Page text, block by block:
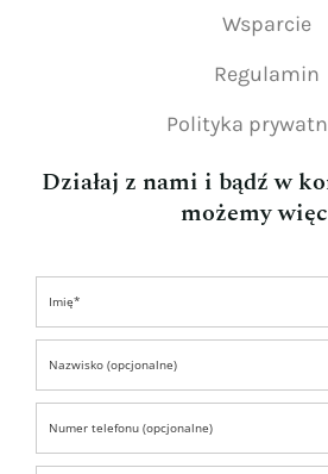
Wsparcie
Regulamin
Polityka
Działaj z nami i bądź w
możemy